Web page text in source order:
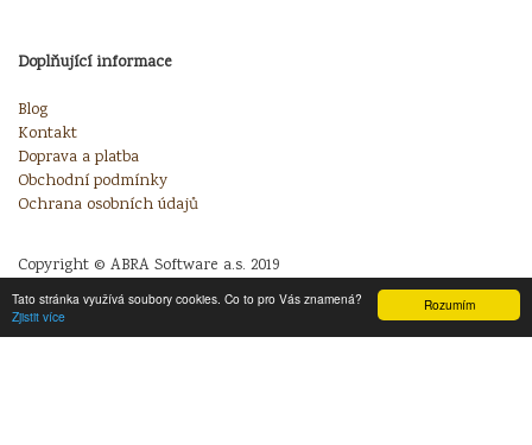
Rozumím
Tato stránka využívá soubory cookies. Co to pro Vás znamená?
Zjistit více
Doplňující informace
Blog
Kontakt
Doprava a platba
Obchodní podmínky
Ochrana osobních údajů
Copyright © ABRA Software a.s. 2019